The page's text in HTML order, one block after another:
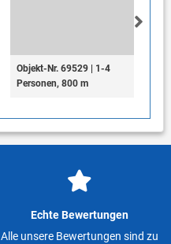
Objekt-Nr. 69529 | 1-4
Personen, 800 m
Echte Bewertungen
Alle unsere Bewertungen sind zu